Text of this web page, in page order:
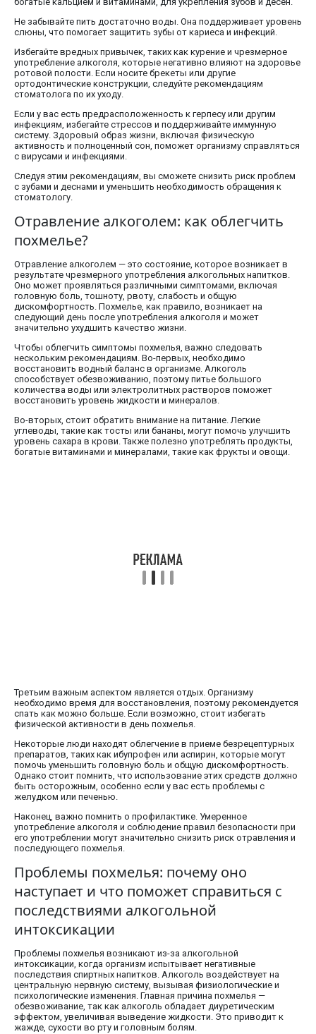
Не забывайте пить достаточно воды. Она поддерживает уровень
слюны, что помогает защитить зубы от кариеса и инфекций.
Избегайте вредных привычек, таких как курение и чрезмерное
употребление алкоголя, которые негативно влияют на здоровье
ротовой полости. Если носите брекеты или другие
ортодонтические конструкции, следуйте рекомендациям
стоматолога по их уходу.
Если у вас есть предрасположенность к герпесу или другим
инфекциям, избегайте стрессов и поддерживайте иммунную
систему. Здоровый образ жизни, включая физическую
активность и полноценный сон, поможет организму справляться
с вирусами и инфекциями.
Следуя этим рекомендациям, вы сможете снизить риск проблем
с зубами и деснами и уменьшить необходимость обращения к
стоматологу.
Отравление алкоголем: как облегчить
похмелье?
Отравление алкоголем — это состояние, которое возникает в
результате чрезмерного употребления алкогольных напитков.
Оно может проявляться различными симптомами, включая
головную боль, тошноту, рвоту, слабость и общую
дискомфортность. Похмелье, как правило, возникает на
следующий день после употребления алкоголя и может
значительно ухудшить качество жизни.
Чтобы облегчить симптомы похмелья, важно следовать
нескольким рекомендациям. Во-первых, необходимо
восстановить водный баланс в организме. Алкоголь
способствует обезвоживанию, поэтому питье большого
количества воды или электролитных растворов поможет
восстановить уровень жидкости и минералов.
Во-вторых, стоит обратить внимание на питание. Легкие
углеводы, такие как тосты или бананы, могут помочь улучшить
уровень сахара в крови. Также полезно употреблять продукты,
богатые витаминами и минералами, такие как фрукты и овощи.
Третьим важным аспектом является отдых. Организму
необходимо время для восстановления, поэтому рекомендуется
спать как можно больше. Если возможно, стоит избегать
физической активности в день похмелья.
Некоторые люди находят облегчение в приеме безрецептурных
препаратов, таких как ибупрофен или аспирин, которые могут
помочь уменьшить головную боль и общую дискомфортность.
Однако стоит помнить, что использование этих средств должно
быть осторожным, особенно если у вас есть проблемы с
желудком или печенью.
Наконец, важно помнить о профилактике. Умеренное
употребление алкоголя и соблюдение правил безопасности при
его употреблении могут значительно снизить риск отравления и
последующего похмелья.
Проблемы похмелья: почему оно
наступает и что поможет справиться с
последствиями алкогольной
интоксикации
Проблемы похмелья возникают из-за алкогольной
интоксикации, когда организм испытывает негативные
последствия спиртных напитков. Алкоголь воздействует на
центральную нервную систему, вызывая физиологические и
психологические изменения. Главная причина похмелья —
обезвоживание, так как алкоголь обладает диуретическим
эффектом, увеличивая выведение жидкости. Это приводит к
жажде, сухости во рту и головным болям.